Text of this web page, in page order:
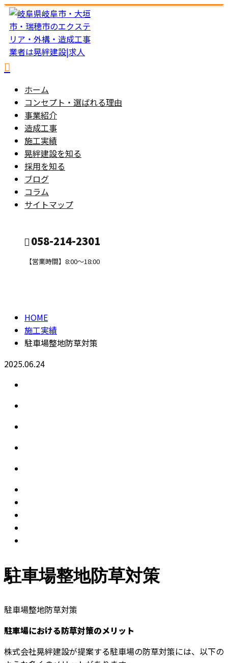
ホーム
コンセプト・選ばれる理由
事業紹介
造成工事
施工実績
晃絆建設を知る
採用を知る
ブログ
コラム
サイトマップ
058-214-2301
【営業時間】8:00～18:00
HOME
施工実績
駐車場整地防草対策
2025.06.24
駐車場整地防草対策
駐車場整地防草対策
駐車場における防草対策のメリット
株式会社晃絆建設が提案する駐車場の防草対策には、以下の